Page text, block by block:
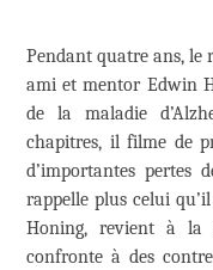
Pendant quatre ans, le
ami et mentor Edwin
de la maladie
chapitres, il filme de
d’importantes pertes
rappelle plus celui
Honing, revient à la
confronte à des